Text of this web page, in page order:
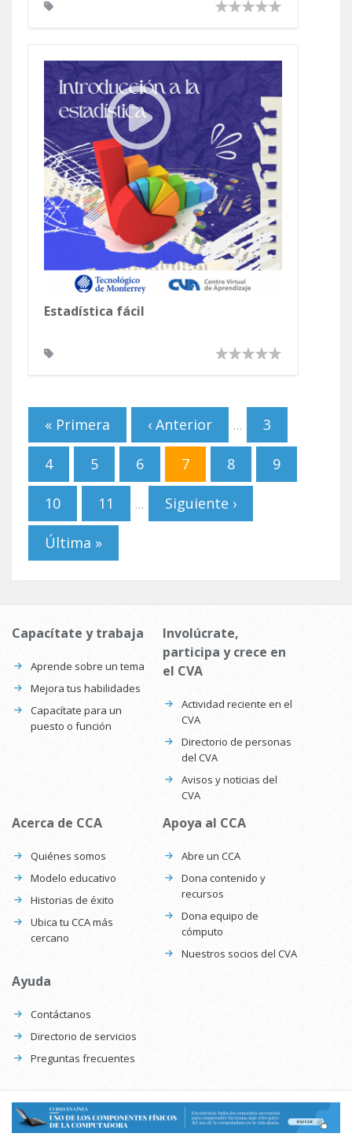
Estadística fácil
Páginas
« Primera ‹ Anterior … 3
4 5 6 7 8 9
10 11 … Siguiente ›
Última »
Capacítate y trabaja
Aprende sobre un tema
Mejora tus habilidades
Capacítate para un
puesto o función
Involúcrate,
participa y crece en
el CVA
Actividad reciente en el
CVA
Directorio de personas
del CVA
Avisos y noticias del
CVA
Acerca de CCA
Quiénes somos
Modelo educativo
Historias de éxito
Ubica tu CCA más
cercano
Apoya al CCA
Abre un CCA
Dona contenido y
recursos
Dona equipo de
cómputo
Nuestros socios del CVA
Ayuda
Contáctanos
Directorio de servicios
Preguntas frecuentes